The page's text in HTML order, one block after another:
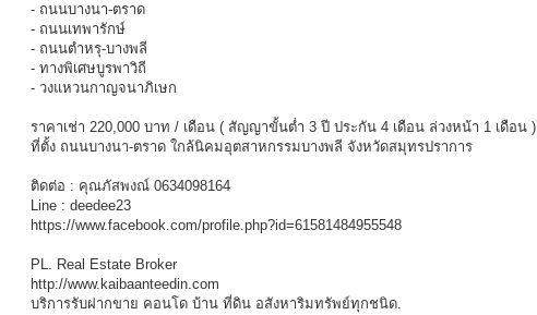
- ถนนบางนา-ตราด
- ถนนเทพารักษ์
- ถนนตำหรุ-บางพลี
- ทางพิเศษบูรพาวิถี
- วงแหวนกาญจนาภิเษก
ราคาเช่า 220,000 บาท / เดือน ( สัญญาขั้นต่ำ 3 ปี ประกัน 4 เดือน ล่วงหน้า 1 เดือน )
ที่ตั้ง ถนนบางนา-ตราด ใกล้นิคมอุตสาหกรรมบางพลี จังหวัดสมุทรปราการ
ติดต่อ : คุณภัสพงณ์ 0634098164
Line : deedee23
https://www.facebook.com/profile.php?id=61581484955548
PL. Real Estate Broker
http://www.kaibaanteedin.com
บริการรับฝากขาย คอนโด บ้าน ที่ดิน อสังหาริมทรัพย์ทุกชนิด.